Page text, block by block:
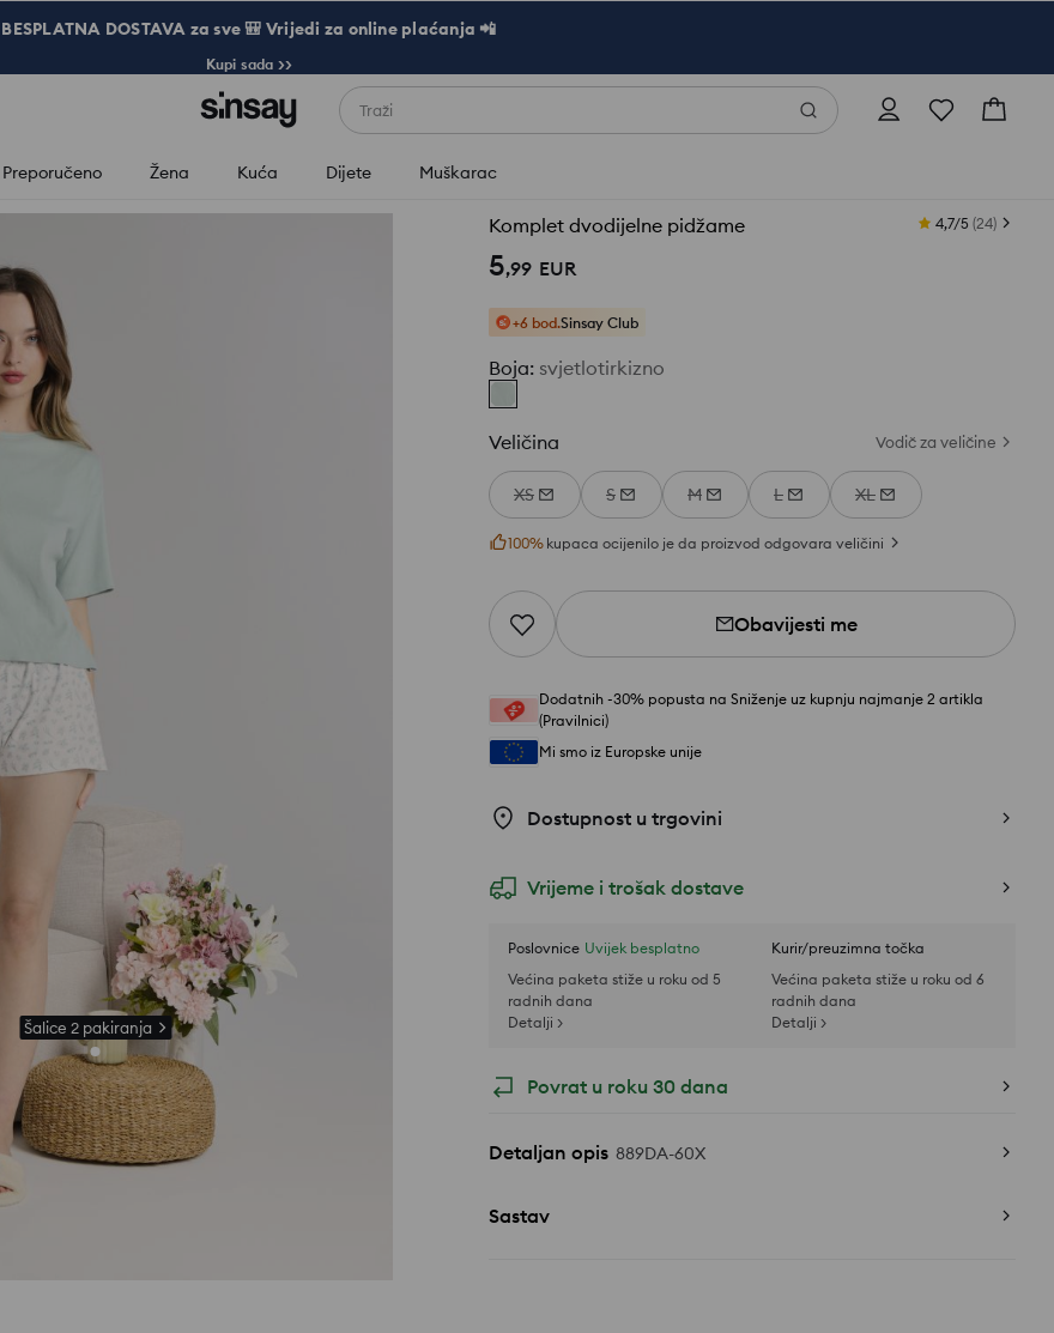
BESPLATNA DOSTAVA za sve 🎒 Vrijedi za online plaćanja 📲
Kupi sada >>
Traži
Preporučeno Žena Kuća Dijete Muškarac
Komplet dvodijelne pidžame 4,7/5 (24)
5,99 EUR
+6 bod.Sinsay Club
Boja: svjetlotirkizno
Veličina Vodič za veličine
XS S M L XL
100% kupaca ocijenilo je da proizvod odgovara veličini
Obavijesti me
Dodatnih -30% popusta na Sniženje uz kupnju najmanje 2 artikla
(Pravilnici)
Mi smo iz Europske unije
Dostupnost u trgovini
Vrijeme i trošak dostave
Poslovnice Uvijek besplatno
Većina paketa stiže u roku od 5
radnih dana
Detalji >
Kurir/preuzimna točka
Većina paketa stiže u roku od 6
radnih dana
Detalji >
Povrat u roku 30 dana
Detaljan opis 889DA-60X
Sastav
Šalice 2 pakiranja